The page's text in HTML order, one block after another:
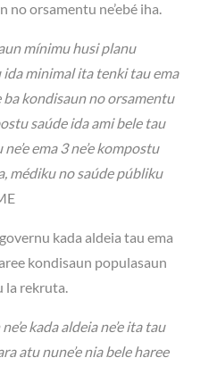
no orsamentu ne’ebé iha.
mínimu husi planu
minimal ita tenki tau ema
ba kondisaun no orsamentu
saúde ida ami bele tau
ema 3 ne’e kompostu
médiku no saúde públiku
kada aldeia tau ema
kondisaun populasaun
la rekruta.
kada aldeia ne’e ita tau
atu nune’e nia bele haree